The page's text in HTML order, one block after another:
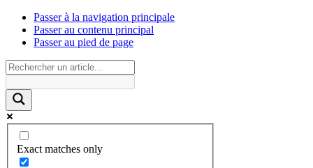
Passer à la navigation principale
Passer au contenu principal
Passer au pied de page
Exact matches only